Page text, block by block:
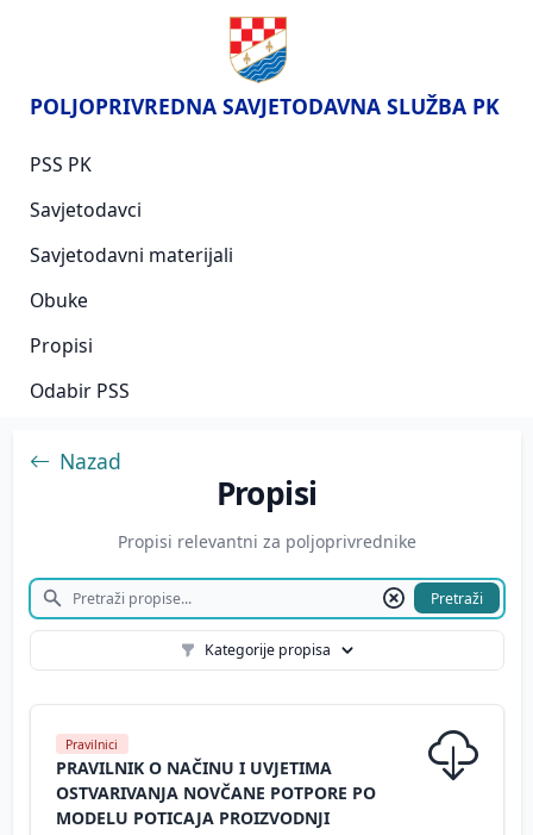
POLJOPRIVREDNA SAVJETODAVNA SLUŽBA PK
PSS PK
Savjetodavci
Savjetodavni materijali
Obuke
Propisi
Odabir PSS
Nazad
Propisi
Propisi relevantni za poljoprivrednike
Pretraži
Kategorije propisa
Pravilnici
PRAVILNIK O NAČINU I UVJETIMA
OSTVARIVANJA NOVČANE POTPORE PO
MODELU POTICAJA PROIZVODNJI